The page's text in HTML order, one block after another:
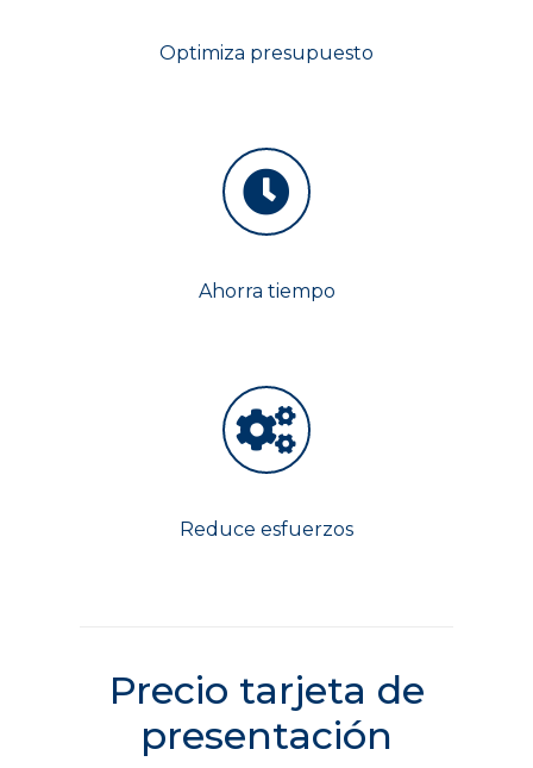
Optimiza presupuesto
Ahorra tiempo
Reduce esfuerzos
Precio tarjeta de
presentación